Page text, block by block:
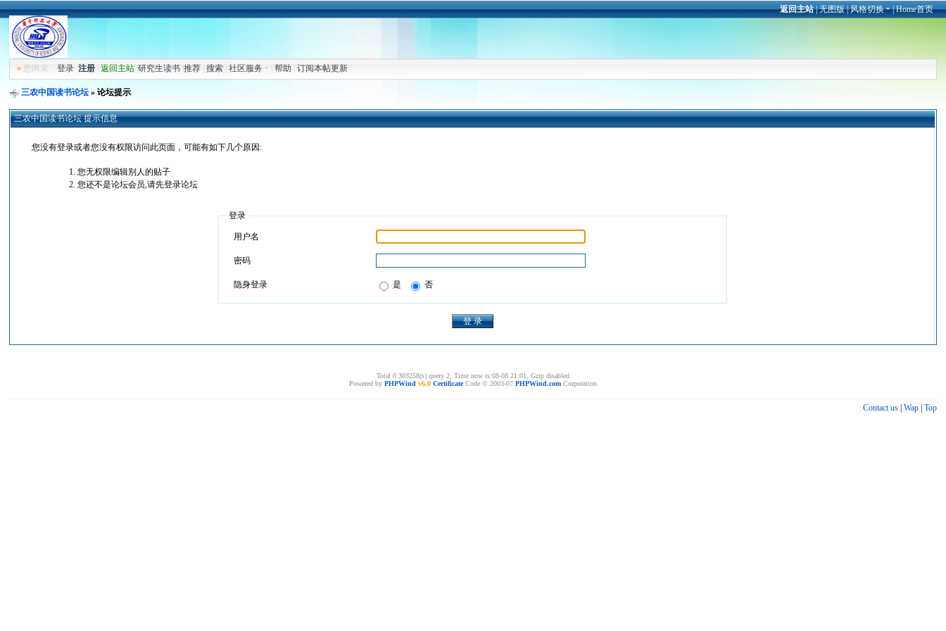
返回主站|无图版|风格切换 |Home首页
» 您尚未登录 注册 |返回主站 |研究生读书 |推荐 |搜索 |社区服务 |帮助 |订阅本帖更新
三农中国读书论坛» 论坛提示
三农中国读书论坛 提示信息
您没有登录或者您没有权限访问此页面，可能有如下几个原因:
您无权限编辑别人的贴子
您还不是论坛会员,请先登录论坛
登录
用户名
密码
隐身登录 是 否
Total 0.303258(s) query 2, Time now is:08-08 21:01, Gzip disabled
Powered by PHPWind v6.0 CertificateCode © 2003-07 PHPWind.com Corporation
Contact us| Wap| Top